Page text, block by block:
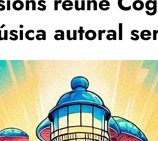
autoral